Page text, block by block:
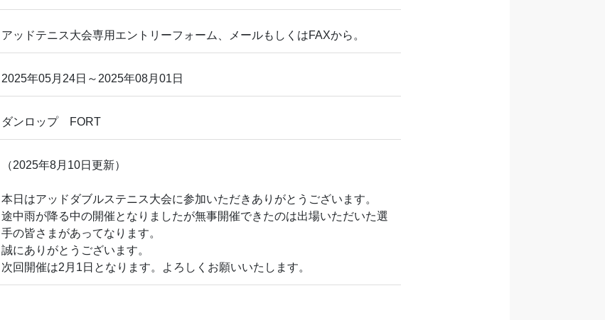
アッドテニス大会専用エントリーフォーム、メールもしくはFAXから。
2025年05月24日～2025年08月01日
ダンロップ FORT
（2025年8月10日更新）
本日はアッドダブルステニス大会に参加いただきありがとうございます。
途中雨が降る中の開催となりましたが無事開催できたのは出場いただいた選
手の皆さまがあってなります。
誠にありがとうございます。
次回開催は2月1日となります。よろしくお願いいたします。